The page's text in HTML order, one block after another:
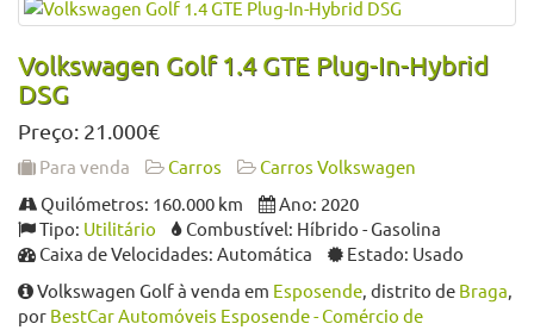
Volkswagen Golf 1.4 GTE Plug-In-Hybrid
DSG
Preço: 21.000€
Para venda Carros
Carros Volkswagen
Quilómetros: 160.000 km
Ano: 2020
Tipo: Utilitário
Combustível: Híbrido - Gasolina
Caixa de Velocidades: Automática
Estado: Usado
Volkswagen Golf à venda em Esposende, distrito de Braga,
por BestCar Automóveis Esposende - Comércio de